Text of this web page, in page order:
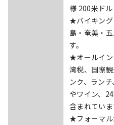
様 200米ドル
★バイキング
島・奄美・
す。
★オールイン
湾税、国際
ンク、ラン
やワイン、
含まれていま
★フォーマル